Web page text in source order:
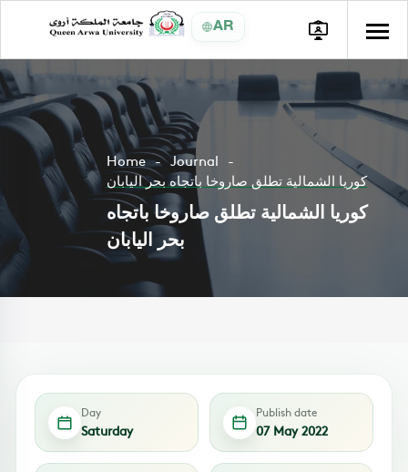
AR
Home
Journal
كوريا الشمالية تطلق صاروخا باتجاه بحر اليابان
كوريا الشمالية تطلق صاروخا باتجاه
بحر اليابان
Day
Saturday
Publish date
07 May 2022